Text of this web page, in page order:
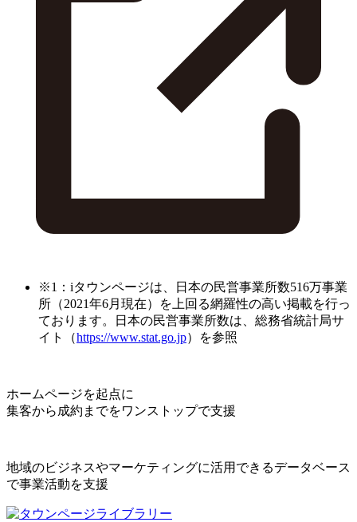
※1：iタウンページは、日本の民営事業所数516万事業
所（2021年6月現在）を上回る網羅性の高い掲載を行っ
ております。日本の民営事業所数は、総務省統計局サ
イト（https://www.stat.go.jp）を参照
ホームページを起点に
集客から成約までをワンストップで支援
地域のビジネスやマーケティングに活用できるデータベース
で事業活動を支援